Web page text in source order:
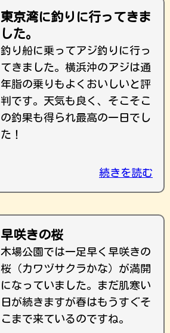
東京湾に釣りに行ってきま
した。
釣り船に乗ってアジ釣りに行っ
てきました。横浜沖のアジは通
年脂の乗りもよくおいしいと評
判です。天気も良く、そこそこ
の釣果も得られ最高の一日でし
た！
続きを読む
早咲きの桜
木場公園では一足早く早咲きの
桜（カワヅサクラかな）が満開
になっていました。まだ肌寒い
日が続きますが春はもうすぐそ
こまで来ているのですね。